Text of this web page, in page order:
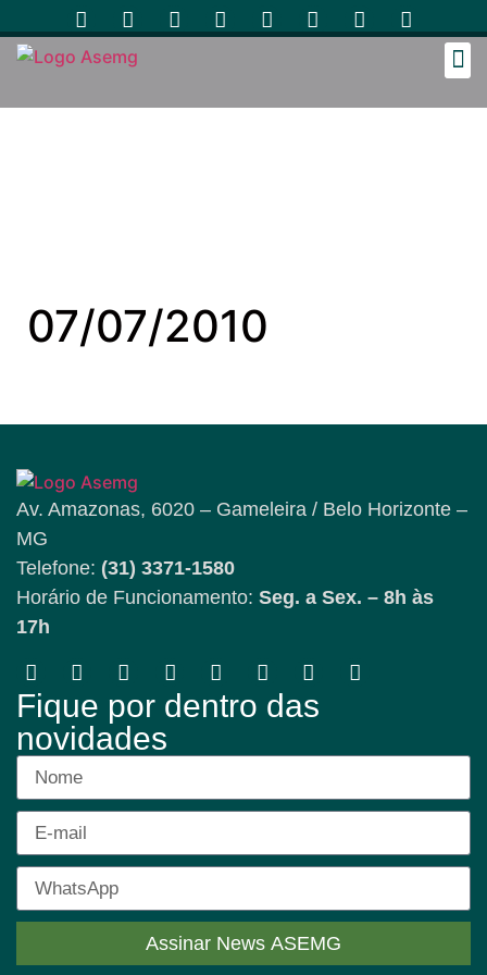
07/07/2010
Av. Amazonas, 6020 – Gameleira / Belo Horizonte –
MG
Telefone: (31) 3371-1580
Horário de Funcionamento: Seg. a Sex. – 8h às
17h
Fique por dentro das
novidades
Assinar News ASEMG